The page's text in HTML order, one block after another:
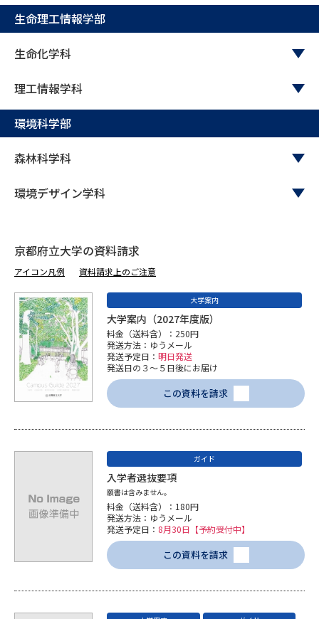
志望校・出願校を調べる
先輩が入学を決めた理由 テレメール全国一斉進学調査
新生活お役立ちガイド
大学で学びたい学問発見
学問のミニ講義「夢ナビ講義」 学問分野解説
学問の教科書 夢ナビライブ
ユーザーサポート
資料の料金の
受付内容・発送状況の確認
テレメール
お支払いサイト
テレメール進学カタログ
生命理工情報学部
生命化学科
理工情報学科
環境科学部
森林科学科
環境デザイン学科
京都府立大学の資料請求
アイコン凡例 資料請求上のご注意
大学案内
大学案内（2027年度版）
料金（送料含）：250円
発送方法：ゆうメール
発送予定日： 明日発送
発送日の３～５日後にお届け
この資料を請求
ガイド
入学者選抜要項
願書は含みません。
料金（送料含）：180円
発送方法：ゆうメール
発送予定日： 8月30日【予約受付中】
この資料を請求